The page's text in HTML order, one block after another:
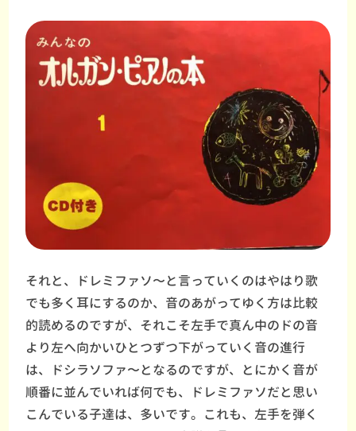
それと、ドレミファソ〜と言っていくのはやはり歌
でも多く耳にするのか、音のあがってゆく方は比較
的読めるのですが、それこそ左手で真ん中のドの音
より左へ向かいひとつずつ下がっていく音の進行
は、ドシラソファ〜となるのですが、とにかく音が
順番に並んでいれば何でも、ドレミファソだと思い
こんでいる子達は、多いです。これも、左手を弾く